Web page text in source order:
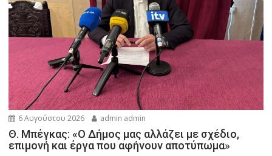
6 Αυγούστου 2026 admin admin
Θ. Μπέγκας: «Ο Δήμος μας αλλάζει με σχέδιο,
επιμονή και έργα που αφήνουν αποτύπωμα»